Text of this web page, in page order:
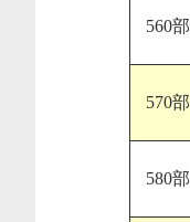
560部
570部
580部